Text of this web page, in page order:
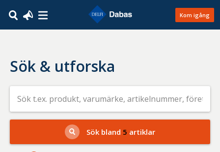
Kom igång
Sök & utforska
Sök
efter
livsmedel
på
t.ex.
produkt,
varumärke,
artikelnummer,
Sök bland 5 artiklar